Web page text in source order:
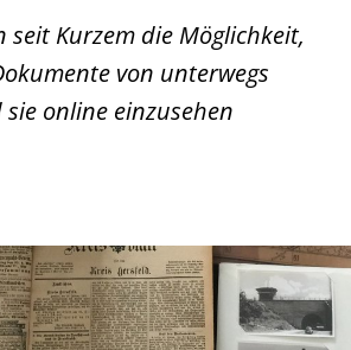
seit Kurzem die Möglichkeit,
von unterwegs
online einzusehen